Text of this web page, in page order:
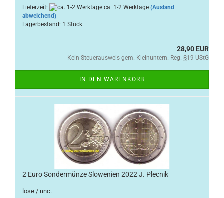
Lieferzeit: ca. 1-2 Werktage (Ausland
abweichend)
Lagerbestand: 1 Stück
28,90 EUR
Kein Steuerausweis gem. Kleinuntern.-Reg. §19 UStG
IN DEN WARENKORB
2 Euro Sondermünze Slowenien 2022 J. Plecnik
lose / unc.